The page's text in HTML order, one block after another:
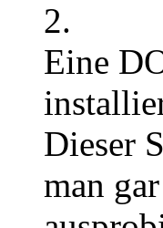
2.
Eine
Dieser
man